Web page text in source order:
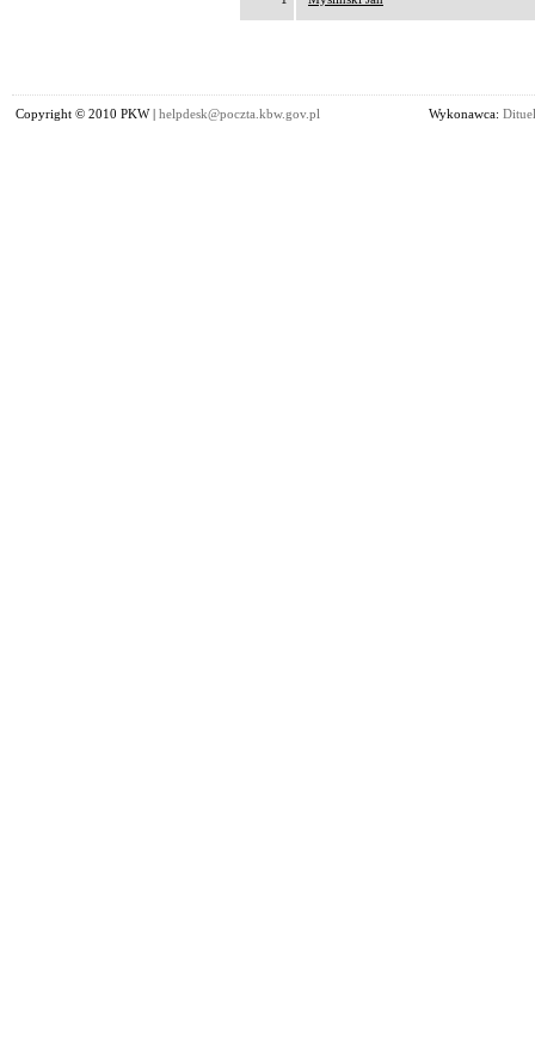
Copyright © 2010 PKW | helpdesk@poczta.kbw.gov.pl Wykonawca: